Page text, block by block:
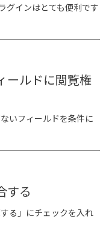
グインはとても便利です
ールドに閲覧権
いフィールドを条件に
する
る」にチェックを入れ